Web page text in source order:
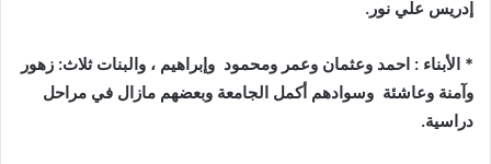
إدريس علي نور .
* الأبناء : احمد وعثمان وعمر ومحمود وإبراهيم ، والبنات ثلاث: زهور
وآمنة وعاشئة وسوادهم أكمل الجامعة وبعضهم مازال في مراحل
دراسية.